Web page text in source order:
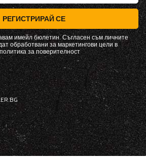
РЕГИСТРИРАЙ СЕ
имейл бюлетин. Съгласен съм личните
обработвани за маркетингови цели в
политика за поверителност